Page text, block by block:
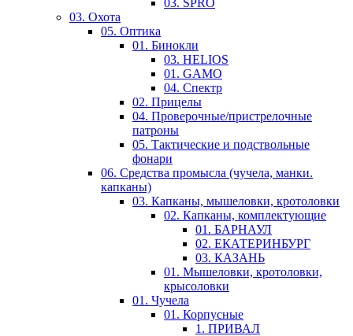
03. Охота
05. Оптика
01. Бинокли
03. HELIOS
01. GAMO
04. Спектр
02. Прицелы
04. Проверочные/пристрелочные
патроны
05. Тактические и подствольные
фонари
06. Средства промысла (чучела, манки.
капканы)
03. Капканы, мышеловки, кротоловки
02. Капканы, комплектующие
01. БАРНАУЛ
02. ЕКАТЕРИНБУРГ
03. КАЗАНЬ
01. Мышеловки, кротоловки,
крысоловки
01. Чучела
01. Корпусные
1. ПРИВАЛ